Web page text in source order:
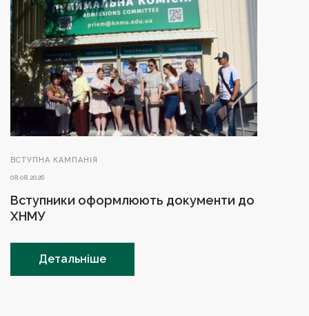
ВСТУПНА КАМПАНІЯ
08.08.2026
Вступники оформлюють документи до
ХНМУ
Детальніше